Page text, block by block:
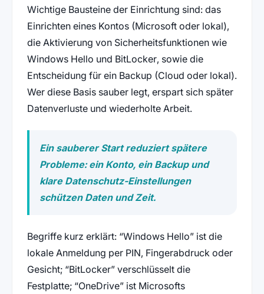
Wichtige Bausteine der Einrichtung sind: das
Einrichten eines Kontos (Microsoft oder lokal),
die Aktivierung von Sicherheitsfunktionen wie
Windows Hello und BitLocker, sowie die
Entscheidung für ein Backup (Cloud oder lokal).
Wer diese Basis sauber legt, erspart sich später
Datenverluste und wiederholte Arbeit.
Ein sauberer Start reduziert spätere
Probleme: ein Konto, ein Backup und
klare Datenschutz‑Einstellungen
schützen Daten und Zeit.
Begriffe kurz erklärt: “Windows Hello” ist die
lokale Anmeldung per PIN, Fingerabdruck oder
Gesicht; “BitLocker” verschlüsselt die
Festplatte; “OneDrive” ist Microsofts